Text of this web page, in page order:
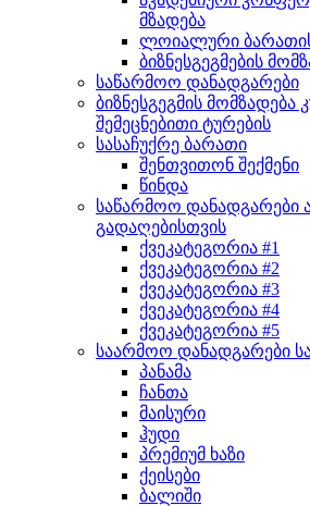
მზადება
ლოიალური
ბიზნესგეგმების
საწარმოო დანადგარები
ბიზნესგეგმის
შემეცნებითი ტურების
სასაჩუქრე ბარათი
შენთვითონ შექმენი
წინდა
საწარმოო
გადაღებისთვის
ქვეკატეგორია #1
ქვეკატეგორია #2
ქვეკატეგორია #3
ქვეკატეგორია #4
ქვეკატეგორია #5
საარმოო დანადგარები
პანამა
ჩანთა
მაისური
ჰუდი
პრემიუმ ხაზი
ქეისები
ბალიში